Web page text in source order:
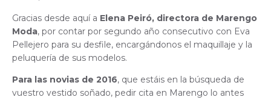
Gracias desde aquí a Elena Peiró, directora de Marengo
Moda, por contar por segundo año consecutivo con Eva
Pellejero para su desfile, encargándonos el maquillaje y la
peluquería de sus modelos.
Para las novias de 2016, que estáis en la búsqueda de
vuestro vestido soñado, pedir cita en Marengo lo antes